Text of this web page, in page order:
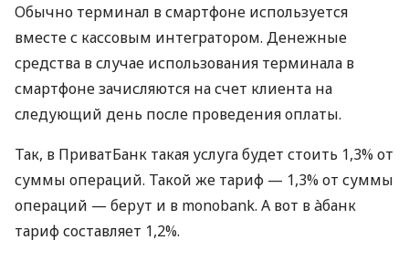
Обычно терминал в смартфоне используется
вместе с кассовым интегратором. Денежные
средства в случае использования терминала в
смартфоне зачисляются на счет клиента на
следующий день после проведения оплаты.
Так, в ПриватБанк такая услуга будет стоить 1,3% от
суммы операций. Такой же тариф — 1,3% от суммы
операций — берут и в monobank. А вот в àбанк
тариф составляет 1,2%.